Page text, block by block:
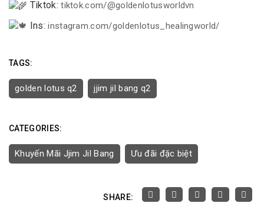
Tiktok:tiktok.com/@goldenlotusworldvn
Ins:instagram.com/goldenlotus_healingworld/
TAGS:
golden lotus q2 jjim jil bang q2
CATEGORIES:
Khuyến Mãi Jjim Jil Bang Ưu đãi đặc biệt
SHARE: